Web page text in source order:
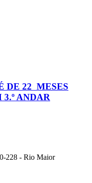
DE 22 MESES
ANDAR
228 - Rio Maior